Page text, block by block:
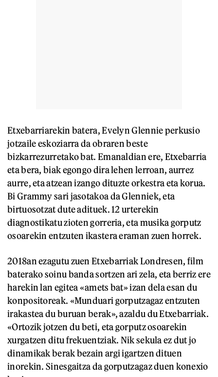
Etxebarriarekin batera, Evelyn Glennie perkusio
jotzaile eskoziarra da obraren beste
bizkarrezurretako bat. Emanaldian ere, Etxebarria
eta bera, biak egongo dira lehen lerroan, aurrez
aurre, eta atzean izango dituzte orkestra eta korua.
Bi Grammy sari jasotakoa da Glenniek, eta
birtuosotzat dute adituek. 12 urterekin
diagnostikatu zioten gorreria, eta musika gorputz
osoarekin entzuten ikastera eraman zuen horrek.
2018an ezagutu zuen Etxebarriak Londresen, film
baterako soinu banda sortzen ari zela, eta berriz ere
harekin lan egitea «amets bat» izan dela esan du
konpositoreak. «Munduari gorputzagaz entzuten
irakastea du buruan berak», azaldu du Etxebarriak.
«Ortozik jotzen du beti, eta gorputz osoarekin
xurgatzen ditu frekuentziak. Nik sekula ez dut jo
dinamikak berak bezain argi igartzen dituen
inorekin. Sinesgaitza da gorputzagaz duen konexio